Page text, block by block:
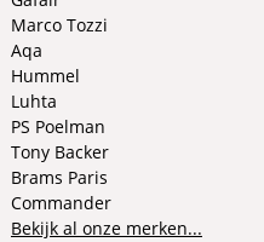
Marco Tozzi
Aqa
Hummel
Luhta
PS Poelman
Tony Backer
Brams Paris
Commander
Bekijk al onze merken...